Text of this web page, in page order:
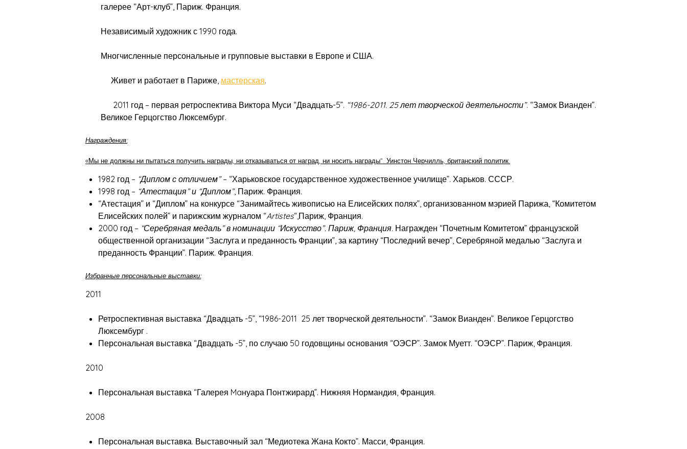
галерее “Арт-клуб”, Париж. Франция.
Независимый художник с 1990 года.
Многчисленные персональные и групповые выставки в Европе и США.
Живет и работает в Париже, мастерская.
2011 год – первая ретроспектива Виктора Муси “Двадцать-5”. “1986-2011. 25 лет творческой деятельности”. “Замок Вианден”.
Великое Герцогство Люксембург.
Награждения:
«Мы не должны ни пытаться получить награды, ни отказываться от наград, ни носить награды”. Уинстон Черчилль, британский политик.
1982 год – “Диплом с отличием”– “Харьковское государственное художественное училище”. Харьков. СССР.
1998 год – “Атестация” и “Диплом”, Париж. Франция.
“Атестация” и “Диплом” на конкурсе “Занимайтесь живописью на Елисейских полях”, организованном мэрией Парижа, “Комитетом
Елисейских полей” и парижским журналом “Artistes“,Париж, Франция.
2000 год – “Серебряная медаль” в номинации “Искусство”. Париж, Франция. Награжден “Почетным Комитетом” французской
общественной организации “Заслуга и преданность Франции”, за картину “Последний вечер”, Серебряной медалью “Заслуга и
преданность Франции”. Париж. Франция.
Избранные персональные выставки:
2011
Ретроспективная выставка “Двадцать -5”, “1986-2011 25 лет творческой деятельности”. “Замок Вианден”. Великое Герцогство
Люксембург .
Персональная выставка “Двадцать -5”, по случаю 50 годовщины основания “ОЭСР”. Замок Муетт. “ОЭСР”. Париж, Франция.
2010
Персональная выставка “Галерея Maнуара Понтжирард”. Нижняя Нормандия, Франция.
2008
Персональная выставка. Выставочный зал “Медиотека Жана Кокто”. Масси, Франция.